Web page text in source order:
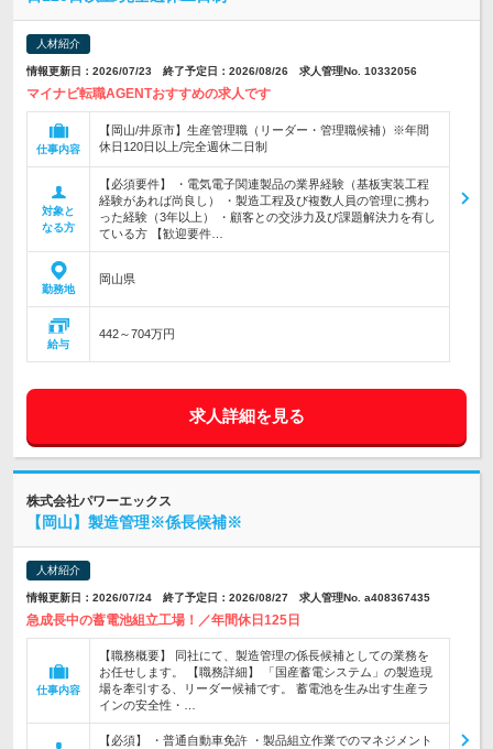
人材紹介
情報更新日：2026/07/23 終了予定日：2026/08/26 求人管理No. 10332056
マイナビ転職AGENTおすすめの求人です
仕事内容
【岡山/井原市】生産管理職（リーダー・管理職候補）※年間
休日120日以上/完全週休二日制
対象と
なる方
【必須要件】 ・電気電子関連製品の業界経験（基板実装工程
経験があれば尚良し） ・製造工程及び複数人員の管理に携わ
った経験（3年以上） ・顧客との交渉力及び課題解決力を有し
ている方 【歓迎要件…
勤務地
岡山県
給与
442～704万円
求人詳細を見る
株式会社パワーエックス
【岡山】製造管理※係長候補※
人材紹介
情報更新日：2026/07/24 終了予定日：2026/08/27 求人管理No. a408367435
急成長中の蓄電池組立工場！／年間休日125日
仕事内容
【職務概要】 同社にて、製造管理の係長候補としての業務を
お任せします。 【職務詳細】 「国産蓄電システム」の製造現
場を牽引する、リーダー候補です。 蓄電池を生み出す生産ラ
インの安全性・…
【必須】 ・普通自動車免許 ・製品組立作業でのマネジメント